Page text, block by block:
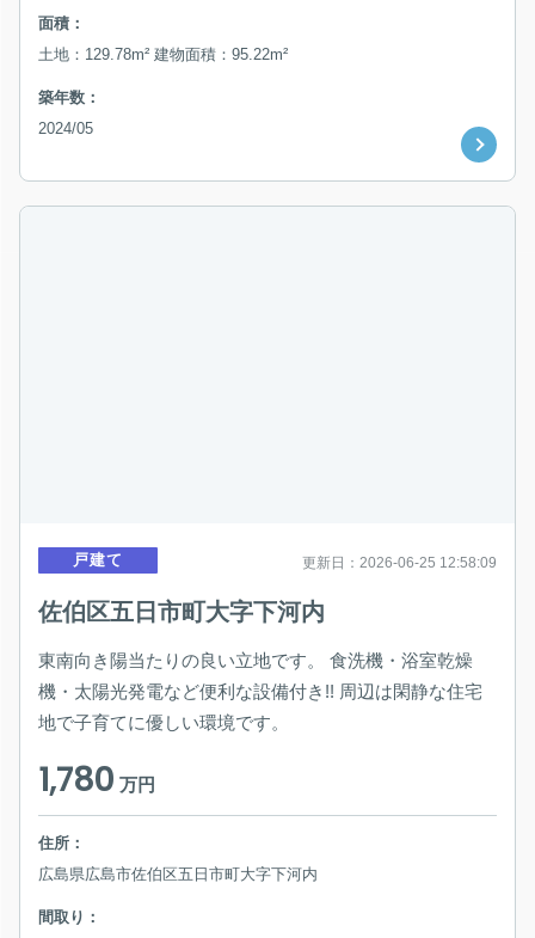
面積：
土地：129.78m² 建物面積：95.22m²
築年数：
2024/05
戸建て 更新日：2026-06-25 12:58:09
佐伯区五日市町大字下河内
東南向き陽当たりの良い立地です。 食洗機・浴室乾燥
機・太陽光発電など便利な設備付き!! 周辺は閑静な住宅
地で子育てに優しい環境です。
1,780万円
住所：
広島県広島市佐伯区五日市町大字下河内
間取り：